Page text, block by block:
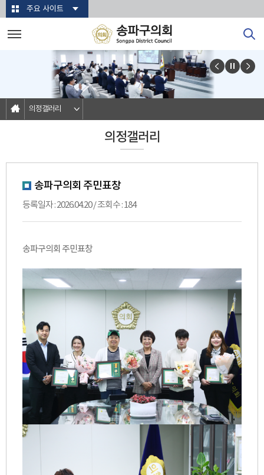
본문바로가기주요 사이트
의정갤러리
의정갤러리
송파구의회 주민표창
등록일자 : 2026.04.20 / 조회수 : 184
송파구의회 주민표창